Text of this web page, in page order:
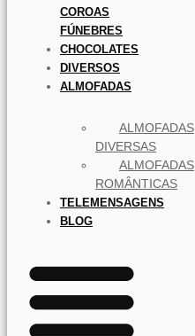
COROAS
FÚNEBRES
CHOCOLATES
DIVERSOS
ALMOFADAS
ALMOFADAS
DIVERSAS
ALMOFADAS
ROMÂNTICAS
TELEMENSAGENS
BLOG